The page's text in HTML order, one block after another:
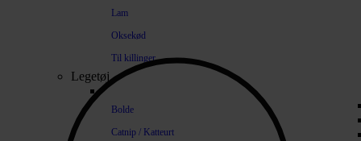
Lam
Oksekød
Til killinger
Legetøj
Bolde
Catnip / Katteurt